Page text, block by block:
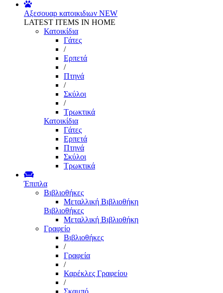
Αξεσουαρ κατοικιδιων NEW
LATEST ITEMS IN HOME
Κατοικίδια
Γάτες
/
Ερπετά
/
Πτηνά
/
Σκύλοι
/
Τρωκτικά
Κατοικίδια
Γάτες
Ερπετά
Πτηνά
Σκύλοι
Τρωκτικά
Έπιπλα
Βιβλιοθήκες
Μεταλλική Βιβλιοθήκη
Βιβλιοθήκες
Μεταλλική Βιβλιοθήκη
Γραφείο
Βιβλιοθήκες
/
Γραφεία
/
Καρέκλες Γραφείου
/
Σκαμπό